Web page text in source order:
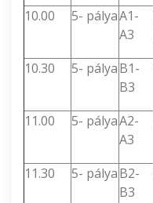
10.00 5- pályaA1-
A3
10.30
5- pályaB1-
B3
11.00
5- pályaA2-
A3
11.30
5- pályaB2-
B3